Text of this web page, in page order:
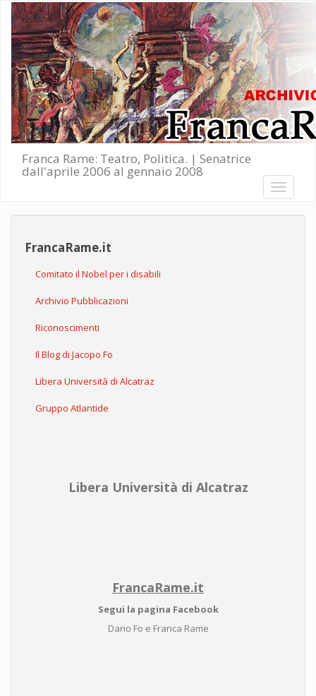
Salta al contenuto principale
Franca Rame: Teatro, Politica. | Senatrice
dall'aprile 2006 al gennaio 2008
Toggle
FrancaRame.it
Comitato il Nobel per i disabili
Archivio Pubblicazioni
Riconoscimenti
Il Blog di Jacopo Fo
Libera Università di Alcatraz
Gruppo Atlantide
Libera Università di Alcatraz
FrancaRame.it
Segui la pagina Facebook
Dario Fo e Franca Rame